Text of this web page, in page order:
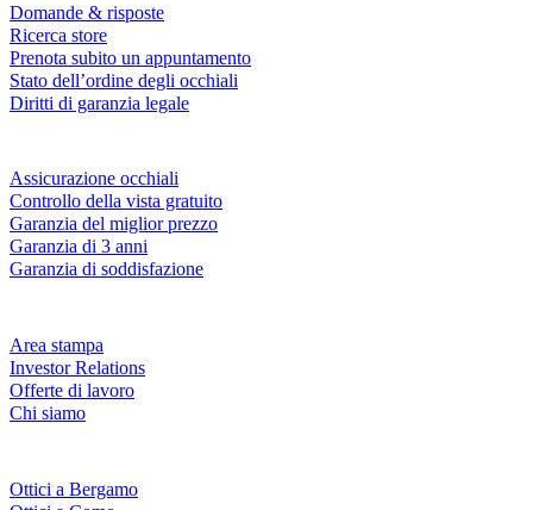
Domande & risposte
Ricerca store
Prenota subito un appuntamento
Stato dell’ordine degli occhiali
Diritti di garanzia legale
Assicurazione occhiali
Controllo della vista gratuito
Garanzia del miglior prezzo
Garanzia di 3 anni
Garanzia di soddisfazione
Area stampa
Investor Relations
Offerte di lavoro
Chi siamo
Ottici a Bergamo